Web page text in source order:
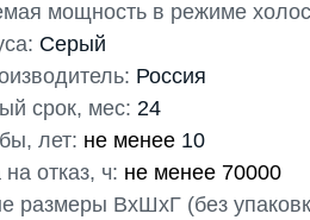
мощность в режиме
Серый
Россия
срок, мес: 24
лет: не менее 10
отказ, ч: не менее 70000
размеры ВхШхГ (без